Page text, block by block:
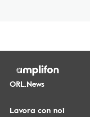
ORL.News
Lavora con noi